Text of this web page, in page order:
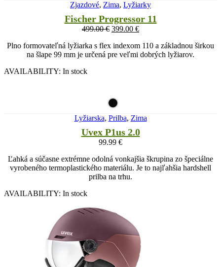
Zjazdové, Zima, Lyžiarky
Fischer Progressor 11
499.00€ 399.00 €
Plno formovateľná lyžiarka s flex indexom 110 a základnou širkou
na šlape 99 mm je určená pre veľmi dobrých lyžiarov.
AVAILABILITY: In stock
Lyžiarska, Prilba, Zima
Uvex P1us 2.0
99.99 €
Ľahká a súčasne extrémne odolná vonkajšia škrupina zo špeciálne
vyrobeného termoplastického materiálu. Je to najľahšia hardshell
prilba na trhu.
AVAILABILITY: In stock